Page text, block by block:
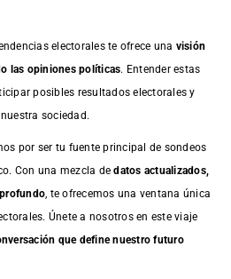
electorales te ofrece una visión
las opiniones políticas. Entender estas
posibles resultados electorales y
sociedad.
por ser tu fuente principal de sondeos
Con una mezcla dedatos actualizados,
, te ofrecemos una ventana única
Únete a nosotros en este viaje
que define nuestro futuro